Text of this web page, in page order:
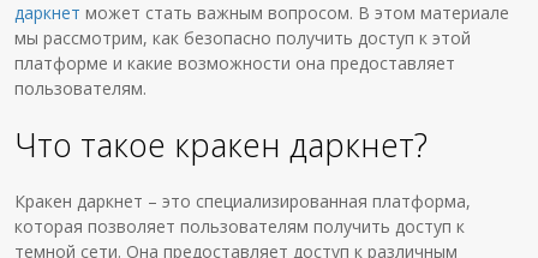
даркнет может стать важным вопросом. В этом материале
мы рассмотрим, как безопасно получить доступ к этой
платформе и какие возможности она предоставляет
пользователям.
Что такое кракен даркнет?
Кракен даркнет – это специализированная платформа,
которая позволяет пользователям получить доступ к
темной сети. Она предоставляет доступ к различным